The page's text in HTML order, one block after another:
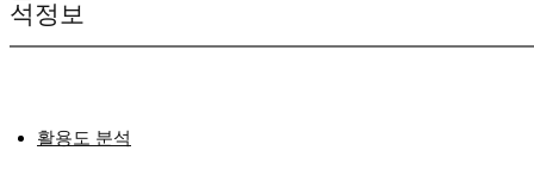
석정보
활용도 분석